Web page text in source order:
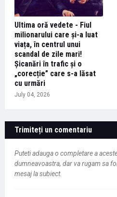
Ultima oră vedete - Fiul
milionarului care și-a luat
viața, în centrul unui
scandal de zile mari!
Șicanări în trafic și o
„corecție” care s-a lăsat
cu urmări
July 04, 2026
Trimiteți un comentariu
Puteti adauga o completare a
dumneavoastra, dar va rugam sa
mesaj la subiect.